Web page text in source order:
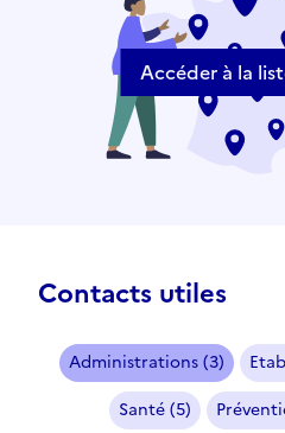
Accéder à la
Contacts utiles
Administrations (3)
Santé (5)